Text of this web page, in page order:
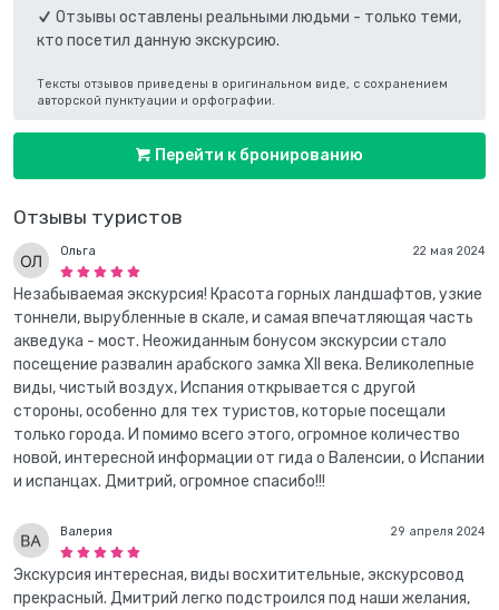
Отзывы туристов
22 мая 2024
Ольга
Незабываемая экскурсия! Красота горных ландшафтов, узкие
тоннели, вырубленные в скале, и самая впечатляющая часть
акведука - мост. Неожиданным бонусом экскурсии стало
посещение развалин арабского замка ХII века. Великолепные
виды, чистый воздух, Испания открывается с другой
стороны, особенно для тех туристов, которые посещали
только города. И помимо всего этого, огромное количество
новой, интересной информации от гида о Валенсии, о Испании
и испанцах. Дмитрий, огромное спасибо!!!
29 апреля 2024
Валерия
Экскурсия интересная, виды восхитительные, экскурсовод
прекрасный. Дмитрий легко подстроился под наши желания,
Отзывы оставлены реальными людьми - только теми,
кто посетил данную экскурсию.
Тексты отзывов приведены в оригинальном виде, с сохранением
авторской пунктуации и орфографии.
Перейти к бронированию